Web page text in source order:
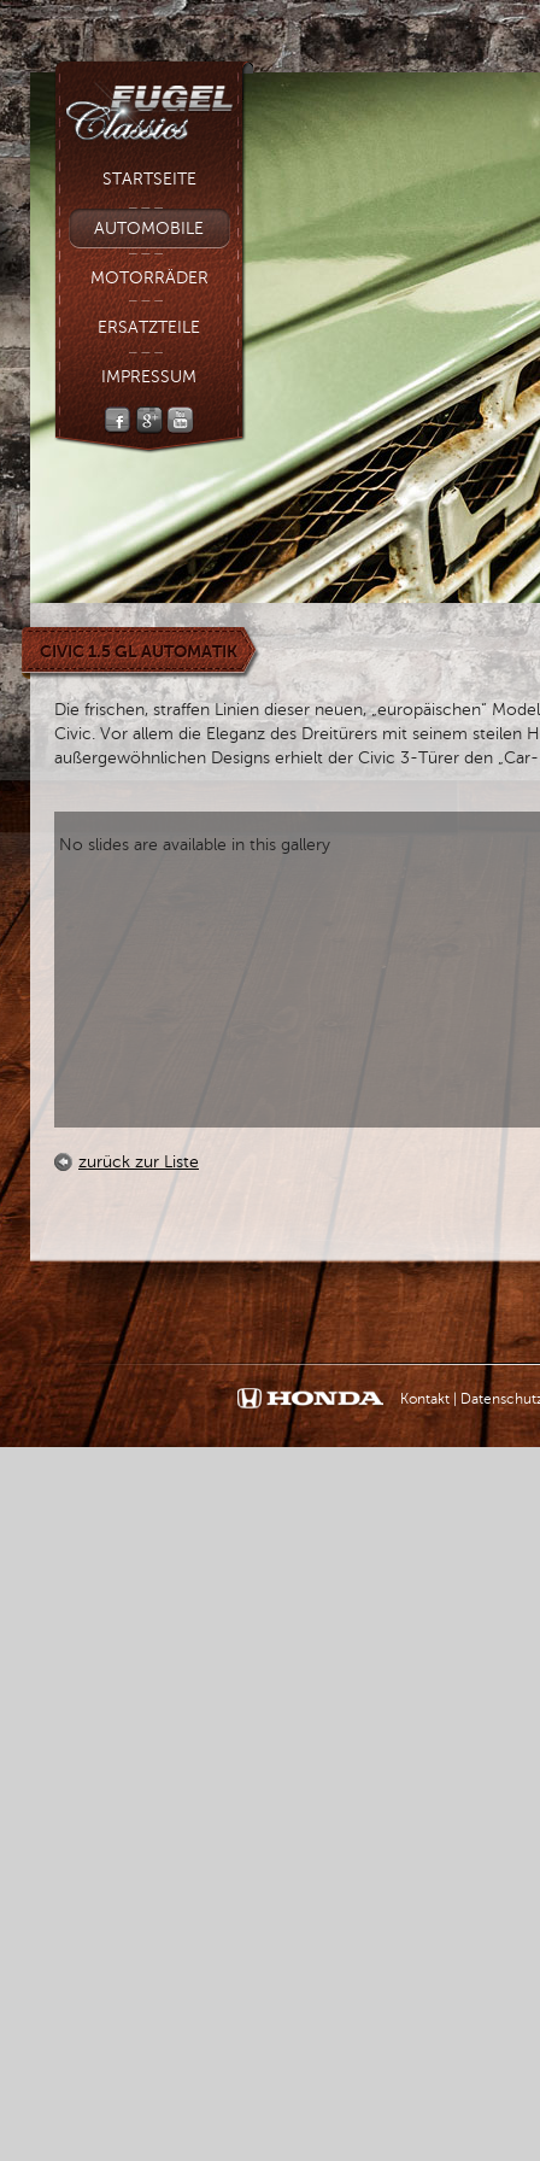
STARTSEITE
AUTOMOBILE
MOTORRÄDER
ERSATZTEILE
IMPRESSUM
CIVIC 1.5 GL AUTOMATIK
Die frischen, straffen Linien dieser neuen, „europäischen“
Civic. Vor allem die Eleganz des Dreitürers mit seinem steilen
außergewöhnlichen Designs erhielt der Civic 3-Türer den
No slides are available in this gallery
zurück zur Liste
Kontakt|